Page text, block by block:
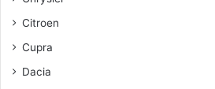
Citroen
Cupra
Dacia